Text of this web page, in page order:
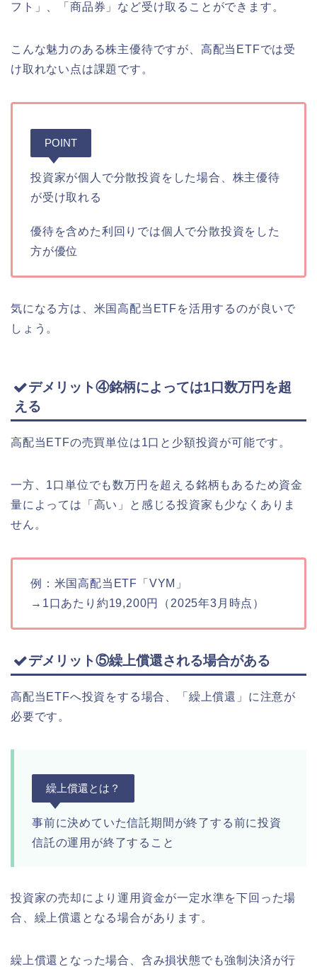
フト」、「商品券」など受け取ることができます。
こんな魅力のある株主優待ですが、高配当ETFでは受
け取れない点は課題です。
POINT
投資家が個人で分散投資をした場合、株主優待
が受け取れる
優待を含めた利回りでは個人で分散投資をした
方が優位
気になる方は、米国高配当ETFを活用するのが良いで
しょう。
デメリット④銘柄によっては1口数万円を超
える
高配当ETFの売買単位は1口と少額投資が可能です。
一方、1口単位でも数万円を超える銘柄もあるため資金
量によっては「高い」と感じる投資家も少なくありま
せん。
例：米国高配当ETF「VYM」
→1口あたり約19,200円（2025年3月時点）
デメリット⑤繰上償還される場合がある
高配当ETFへ投資をする場合、「繰上償還」に注意が
必要です。
繰上償還とは？
事前に決めていた信託期間が終了する前に投資
信託の運用が終了すること
投資家の売却により運用資金が一定水準を下回った場
合、繰上償還となる場合があります。
繰上償還となった場合、含み損状態でも強制決済が行